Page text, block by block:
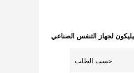
لجهاز التنفس الصناعي
حسب الطلب